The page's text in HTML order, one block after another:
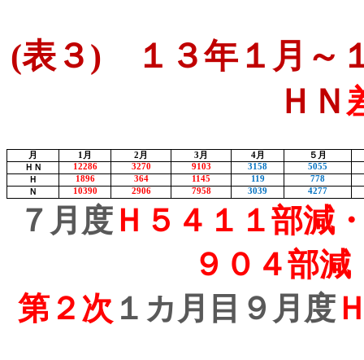
(表３) １３年１月～
ＨＮ
月 1 月 2 月 3 月 4月
５月
ＨＮ
12286 3270 9103 3158
5055
Ｈ
1896 364 1145 119
778
Ｎ
10390 2906 7958 3039 4277
７月度 Ｈ５４１１部減
９０４部
第２次 １カ月目９月度